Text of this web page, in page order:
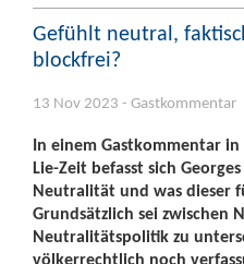
Gefühlt neutral,
blockfrei?
13 Nov 2023 - Gastkommentar
In einem Gastkommentar
Lie-Zeit befasst sich
Neutralität und was dieser
Grundsätzlich sei zwischen
Neutralitätspolitik zu
völkerrechtlich noch